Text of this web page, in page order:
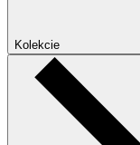
Kolekcie